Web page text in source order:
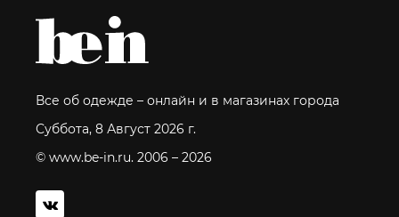
Все об одежде – онлайн и в магазинах города
Суббота, 8 Август 2026 г.
© www.be-in.ru. 2006 – 2026